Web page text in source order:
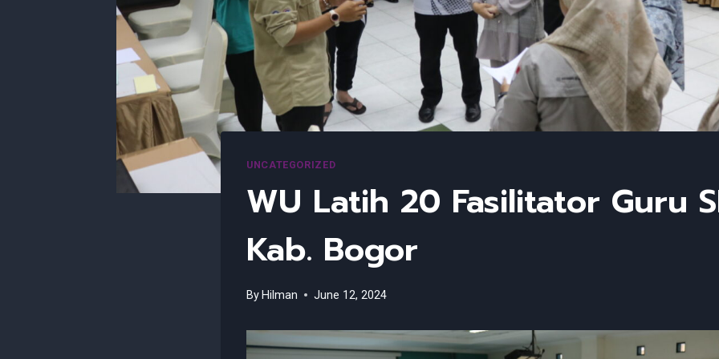
UNCATEGORIZED
WU Latih 20 Fasilitator Guru
Kab. Bogor
By Hilman June 12, 2024